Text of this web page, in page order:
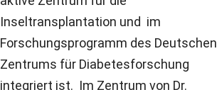
Inseltransplantation und im
Forschungsprogramm des Deutschen
Zentrums für Diabetesforschung
integriert ist. Im Zentrum von Dr.